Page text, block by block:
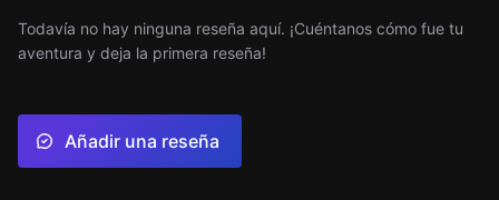
Todavía no hay ninguna reseña aquí. ¡Cuéntanos cómo fue tu
aventura y deja la primera reseña!
Añadir una reseña